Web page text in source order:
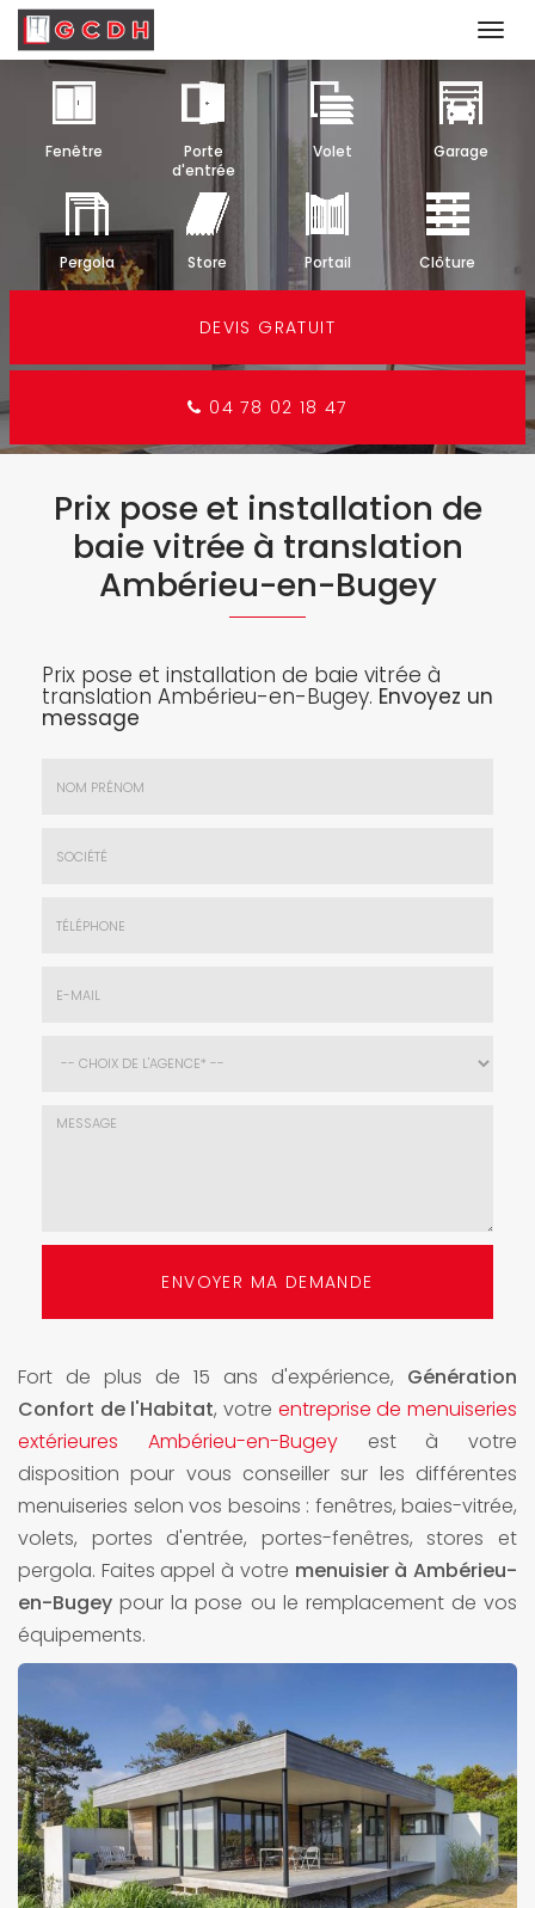
contenu
Fenêtre
Porte
d'entrée
Volet Garage
Pergola Store Portail Clôture
DEVIS GRATUIT
04 78 02 18 47
Prix pose et installation de
baie vitrée à translation
Ambérieu-en-Bugey
Prix pose et installation de baie vitrée à
translation Ambérieu-en-Bugey. Envoyez un
message
mail
Message
ENVOYER MA DEMANDE
Fort de plus de 15 ans d'expérience, Génération
Confort de l'Habitat, votre entreprise de menuiseries
extérieures Ambérieu-en-Bugeyest à votre
disposition pour vous conseiller sur les différentes
menuiseries selon vos besoins : fenêtres, baies-vitrée,
volets, portes d'entrée, portes-fenêtres, stores et
pergola. Faites appel à votre menuisier à Ambérieu-
en-Bugey pour la pose ou le remplacement de vos
équipements.